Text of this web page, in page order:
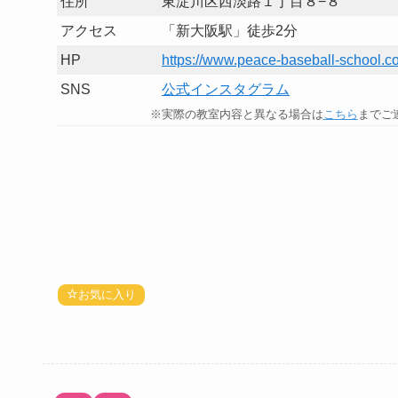
アクセス
「新大阪駅」徒歩2分
HP
https://www.peace-baseball-
SNS
公式インスタグラム
※実際の教室内容と異なる場合はこちら までご
お気に入り